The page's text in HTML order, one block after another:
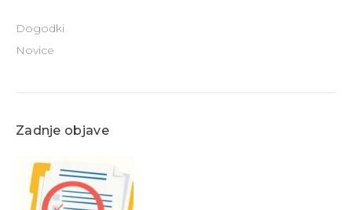
Dogodki
Novice
Zadnje objave